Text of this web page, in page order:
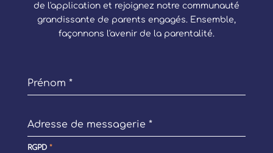
de l'application et rejoignez notre communauté
grandissante de parents engagés. Ensemble,
façonnons l'avenir de la parentalité.
Prénom *
Adresse de messagerie *
RGPD *